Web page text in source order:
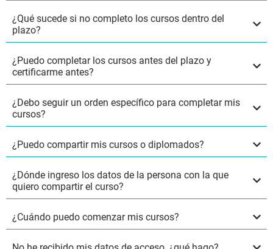
¿Qué sucede si no completo los cursos dentro del
plazo?
¿Puedo completar los cursos antes del plazo y
certificarme antes?
¿Debo seguir un orden específico para completar mis
cursos?
¿Puedo compartir mis cursos o diplomados?
¿Dónde ingreso los datos de la persona con la que
quiero compartir el curso?
¿Cuándo puedo comenzar mis cursos?